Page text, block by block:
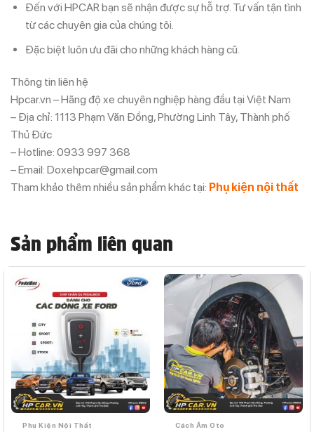
Đến với HPCAR bạn sẽ nhận được sự hỗ trợ. Tư vấn tận tình
từ các chuyên gia của chúng tôi.
Đặc biệt luôn ưu đãi cho những khách hàng cũ.
Thông tin liên hệ
Hpcar.vn – Hãng độ xe chuyên nghiệp hàng đầu tại Việt Nam
– Địa chỉ: 1113 Phạm Văn Đồng, Phường Linh Tây, Thành phố
Thủ Đức
– Hotline: 0933 997 368
– Email: Doxehpcar@gmail.com
Tham khảo thêm nhiều sản phẩm khác tại: Phụ kiện nội thất
Sản phẩm liên quan
Phụ Kiện Nội Thất Cách Âm Oto